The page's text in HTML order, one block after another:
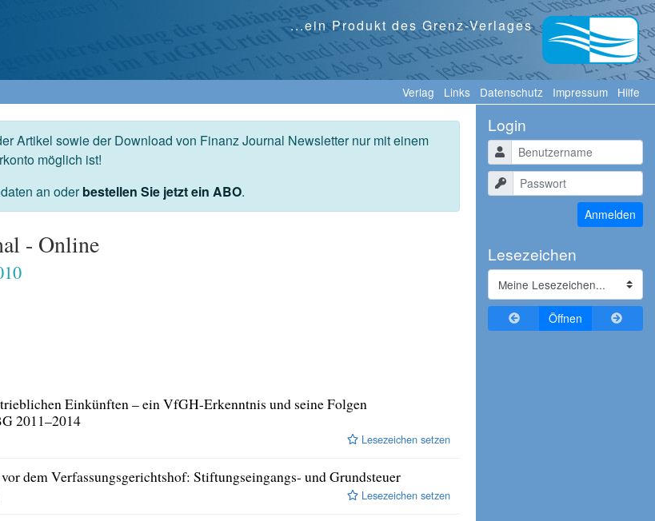
...ein Produkt des Grenz-Verlages
Verlag Links Datenschutz Impressum Hilfe
Artikel sowie der Download von Finanz Journal Newsletter nur mit einem
möglich ist!
an oderbestellen Sie jetzt ein ABO.
- Online
Einkünften – ein VfGH-Erkenntnis und seine Folgen
2011–2014
Lesezeichen setzen
dem Verfassungsgerichtshof: Stiftungseingangs- und Grundsteuer
Lesezeichen setzen
Login
Benutzername
Passwort
Anmelden
Lesezeichen
Zurückblättern
Öffnen